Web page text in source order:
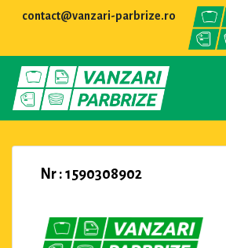
contact@vanzari-parbrize.ro
Nr : 1590308902